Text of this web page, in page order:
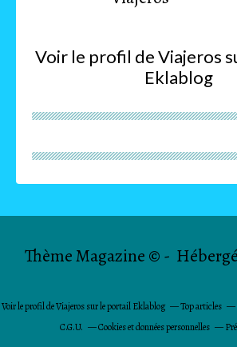
Voir le profil deViajeros
Eklablog
Thème Magazine © -
Voir le profil deViajerossur le portail Eklablog Top articles
C.G.U.
Cookies et données personnelles